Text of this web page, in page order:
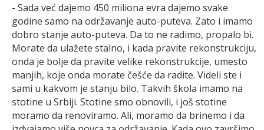
- Sada već dajemo 450 miliona evra dajemo svake
godine samo na održavanje auto-puteva. Zato i imamo
dobro stanje auto-puteva. Da to ne radimo, propalo bi.
Morate da ulažete stalno, i kada pravite rekonstrukciju,
onda je bolje da pravite velike rekonstrukcije, umesto
manjih, koje onda morate češće da radite. Videli ste i
sami u kakvom je stanju bilo. Takvih škola imamo na
stotine u Srbiji. Stotine smo obnovili, i još stotine
moramo da renoviramo. Ali, moramo da brinemo i da